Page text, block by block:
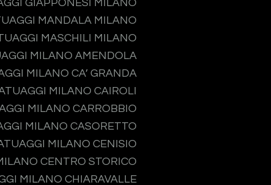
GIAPPONESI MILANO
MANDALA MILANO
MASCHILI MILANO
MILANO AMENDOLA
MILANO CA’ GRANDA
MILANO CAIROLI
MILANO CARROBBIO
MILANO CASORETTO
MILANO CENISIO
CENTRO STORICO
MILANO CHIARAVALLE